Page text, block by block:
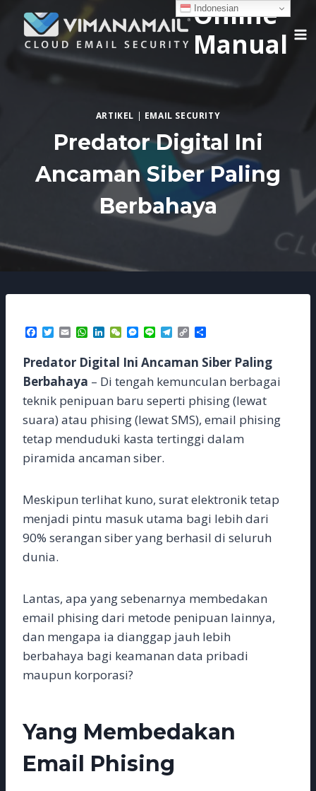
content
Online
Manual
ARTIKEL | EMAIL SECURITY
Predator Digital Ini
Ancaman Siber Paling
Berbahaya
e
b
o
o
T
t
t
e
r
E
i
l
W
a
t
A
p
L
n
k
e
d
I
n
W
C
h
a
t
M
s
s
e
n
g
e
r
L
e
T
e
g
r
a
m
C
y
L
i
n
k
a
r
e
Predator Digital Ini Ancaman Siber Paling
Berbahaya – Di tengah kemunculan berbagai
teknik penipuan baru seperti phising (lewat
suara) atau phising (lewat SMS), email phising
tetap menduduki kasta tertinggi dalam
piramida ancaman siber.
Meskipun terlihat kuno, surat elektronik tetap
menjadi pintu masuk utama bagi lebih dari
90% serangan siber yang berhasil di seluruh
dunia.
Lantas, apa yang sebenarnya membedakan
email phising dari metode penipuan lainnya,
dan mengapa ia dianggap jauh lebih
berbahaya bagi keamanan data pribadi
maupun korporasi?
Yang Membedakan
Email Phising
Indonesian